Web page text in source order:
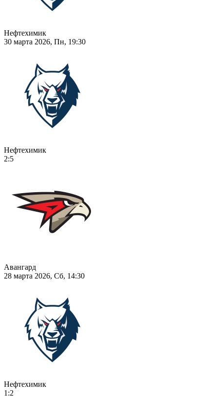
Нефтехимик
30 марта 2026, Пн, 19:30
Нефтехимик
2:5
Авангард
28 марта 2026, Сб, 14:30
Нефтехимик
1:2